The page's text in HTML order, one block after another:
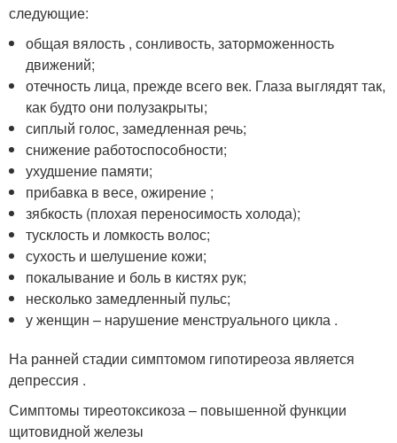
следующие:
общая вялость , сонливость, заторможенность
движений;
отечность лица, прежде всего век. Глаза выглядят так,
как будто они полузакрыты;
сиплый голос, замедленная речь;
снижение работоспособности;
ухудшение памяти;
прибавка в весе, ожирение ;
зябкость (плохая переносимость холода);
тусклость и ломкость волос;
сухость и шелушение кожи;
покалывание и боль в кистях рук;
несколько замедленный пульс;
у женщин – нарушение менструального цикла .
На ранней стадии симптомом гипотиреоза является
депрессия .
Симптомы тиреотоксикоза – повышенной функции
щитовидной железы